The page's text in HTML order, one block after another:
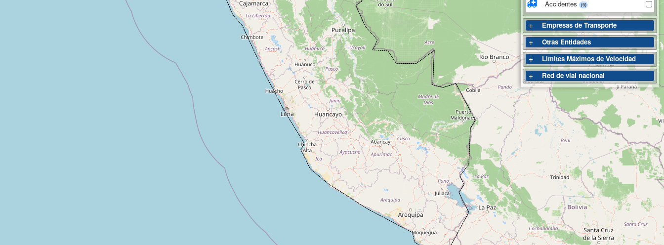
Accidentes (6)
+ Empresas de Transporte
+ Otras Entidades
+ Limites Máximos de Velocidad
+ Red de vial nacional